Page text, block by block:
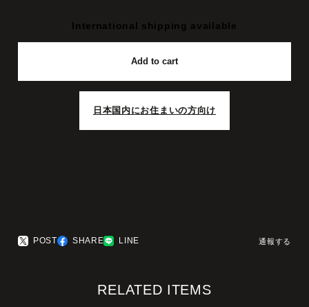
International shipping available
Add to cart
日本国内にお住まいの方向け
POST SHARE LINE 通報する
RELATED ITEMS